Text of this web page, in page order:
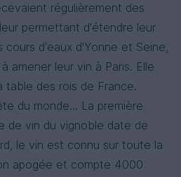
régulièrement des
permettant d'étendre leur
d'eaux d'Yonne et Seine,
amener leur vin à Paris. Elle
table des rois de France.
du monde... La première
de vin du vignoble date de
le vin est connu sur toute la
apogée et compte 4000